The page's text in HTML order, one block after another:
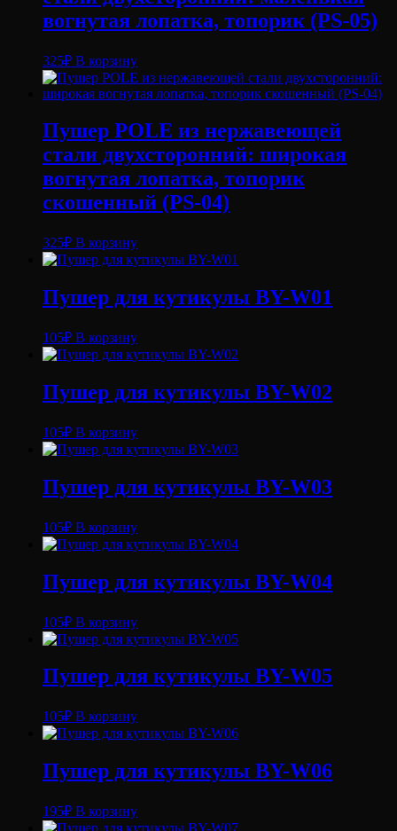
вогнутая лопатка, топорик (PS-05)
325₽ В корзину
Пушер POLE из нержавеющей
стали двухсторонний: широкая
вогнутая лопатка, топорик
скошенный (PS-04)
325₽ В корзину
Пушер для кутикулы BY-W01
105₽ В корзину
Пушер для кутикулы BY-W02
105₽ В корзину
Пушер для кутикулы BY-W03
105₽ В корзину
Пушер для кутикулы BY-W04
105₽ В корзину
Пушер для кутикулы BY-W05
105₽ В корзину
Пушер для кутикулы BY-W06
195₽ В корзину